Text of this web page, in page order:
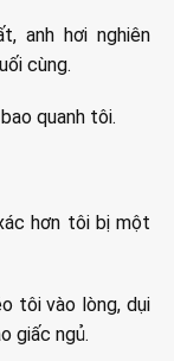
anh hơi nghiên
cùng.
quanh tôi.
hơn tôi bị một
tôi vào lòng, dụi
giấc ngủ.